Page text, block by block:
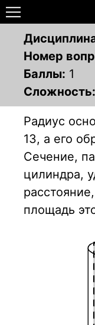
Номер
Баллы: 1
Сложность:
Радиус
13, а его
Сечение,
цилиндра,
площадь